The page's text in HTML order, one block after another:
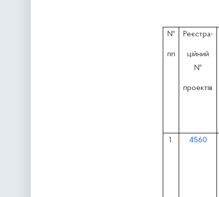
№
пп
Реєстра-
ційний
№
проектів
1. 4560